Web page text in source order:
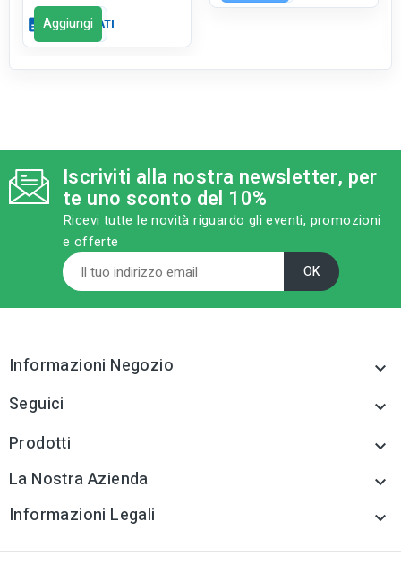
descriptionSCHEDA DATI
category
MODELLO
mm 4 x 3,0 mt
sell
CATEGORIA PRODOTTO
Sollevamento/ancorag
Sollevamento/ancorag
gio e accessori
tuneRC LABEL
Aggiungi
category
MODELLO
mm 1,8 x rt. 9 mt
sell
CATEGORIA PRODOTTO
gio e accessori
Iscriviti alla nostra newsletter, per
te uno sconto del 10%
Ricevi tutte le novità riguardo gli eventi, promozioni
e offerte
Informazioni Negozio 
Seguici 
Prodotti 
La Nostra Azienda 
Informazioni Legali 